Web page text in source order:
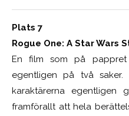
Plats 7
Rogue One: A Star Wars
En film som på
egentligen på två
karaktärerna egentligen
framförallt att hela